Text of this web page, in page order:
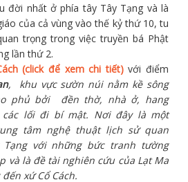
đời nhất ở phía tây Tây Tạng và là
của cả vùng vào thế kỷ thứ 10, tu
trọng trong việc truyền bá Phật
lần thứ 2.
(click để xem chi tiết)với điểm
, khu vực sườn núi nằm kề sông
phủ bởi đền thờ, nhà ở, hang
các lối đi bí mật. Nơi đây là một
tâm nghệ thuật lịch sử quan
Tạng với những bức tranh tường
và là đề tài nghiên cứu của Lạt Ma
xứ Cổ Cách.